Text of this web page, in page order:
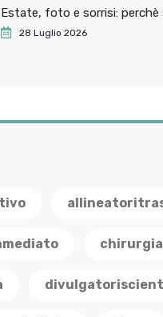
Estate, foto e sorrisi: perchè
28 Luglio 2026